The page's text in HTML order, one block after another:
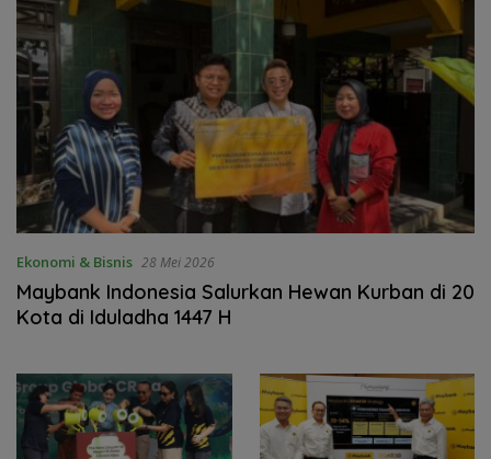
Ekonomi & Bisnis 28 Mei 2026
Maybank Indonesia Salurkan Hewan Kurban di 20
Kota di Iduladha 1447 H